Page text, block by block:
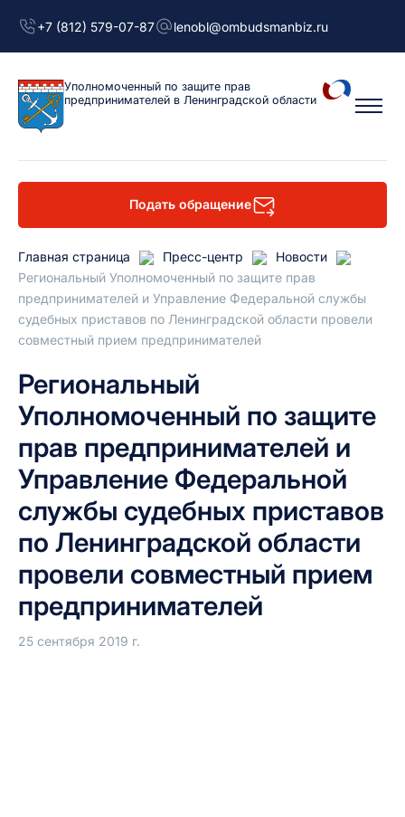
+7 (812) 579-07-87 lenobl@ombudsmanbiz.ru
Уполномоченный по защите прав
предпринимателей в Ленинградской области
Подать обращение
Главная страница Пресс-центр
Новости
Региональный Уполномоченный по защите прав
предпринимателей и Управление Федеральной службы
судебных приставов по Ленинградской области провели
совместный прием предпринимателей
Региональный
Уполномоченный по защите
прав предпринимателей и
Управление Федеральной
службы судебных приставов
по Ленинградской области
провели совместный прием
предпринимателей
25 сентября 2019 г.